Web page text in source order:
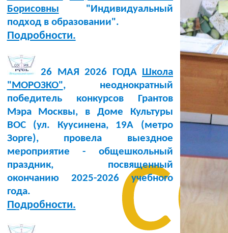
Борисовны "Индивидуальный
подход в образовании".
Подробности.
26 МАЯ 2026 ГОДА Школа
"МОРОЗКО", неоднократный
победитель конкурсов Грантов
Мэра Москвы, в Доме Культуры
BOC (ул. Куусинена, 19А (метро
Зорге), провела выездное
мероприятие - общешкольный
праздник, посвященный
окончанию 2025-2026 учебного
года.
Подробности.